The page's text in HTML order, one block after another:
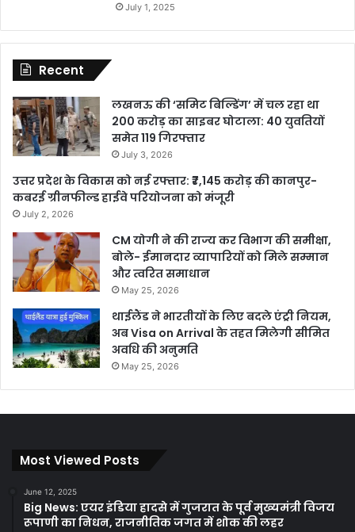
July 1, 2025
Recent
लखनऊ की ‘समिट बिल्डिंग’ में चल रहा था
200 करोड़ का साइबर घोटाला: 40 युवतियों
समेत 119 गिरफ्तार
July 3, 2026
उत्तर प्रदेश के विकास को नई रफ्तार: ₹7,145 करोड़ की कानपुर-
कबरई ग्रीनफील्ड हाईवे परियोजना को मंजूरी
July 2, 2026
CM योगी ने की राज्य कर विभाग की समीक्षा,
बोले- ईमानदार व्यापारियों को मिले सम्मान
और त्वरित समाधान
May 25, 2026
थाईलैंड ने भारतीयों के लिए बदले एंट्री नियम,
अब Visa on Arrival के तहत मिलेगी सीमित
अवधि की अनुमति
May 25, 2026
Most Viewed Posts
June 12, 2025
Big News: एयर इंडिया हादसे में गुजरात के पूर्व मुख्यमंत्री विजय
रूपाणी का निधन, राजनीतिक जगत में शोक की लहर